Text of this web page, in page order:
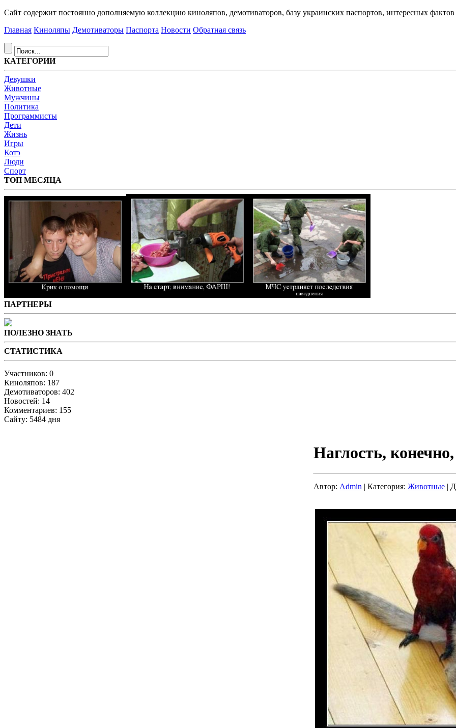
Сайт содержит постоянно дополняемую коллекцию киноляпов, демотиваторов, базу украинских паспортов, интересных
Главная Киноляпы Демотиваторы Паспорта Новости Обратная связь
КАТЕГОРИИ
Девушки
Животные
Мужчины
Политика
Программисты
Дети
Жизнь
Игры
Котэ
Люди
Спорт
ТОП МЕСЯЦА
ПАРТНЕРЫ
ПОЛЕЗНО ЗНАТЬ
СТАТИСТИКА
Участников: 0
Киноляпов: 187
Демотиваторов: 402
Новостей: 14
Комментариев: 155
Сайту: 5484 дня
Наглость,
Автор: Admin | Категория: Животные |